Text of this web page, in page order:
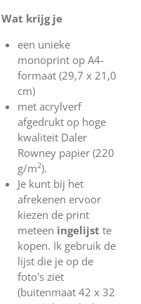
Wat krijg je
een unieke
monoprint op A4-
formaat (29,7 x 21,0
cm)
met acrylverf
afgedrukt op hoge
kwaliteit Daler
Rowney papier (220
g/m2).
Je kunt bij het
afrekenen ervoor
kiezen de print
meteen ingelijst te
kopen. Ik gebruik de
lijst die je op de
foto's ziet
(buitenmaat 42 x 32